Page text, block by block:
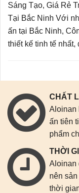
Sáng Tạo, Giá Rẻ
Tại Bắc Ninh Với
ấn tại Bắc Ninh,
thiết kế tinh tế
CHẤT
Aloinan
ấn tiên
phẩm
THỜI
Aloinan
nên
thời